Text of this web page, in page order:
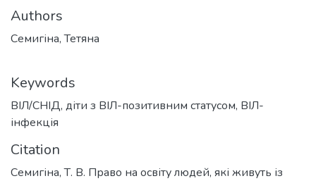
Authors
Семигіна, Тетяна
Keywords
ВІЛ/СНІД, діти з ВІЛ-позитивним статусом, ВІЛ-
інфекція
Citation
Семигіна, Т. В. Право на освіту людей, які живуть із